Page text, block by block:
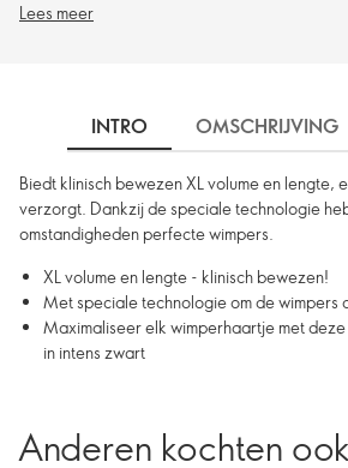
Lees meer
INTRO OMSCHRIJVING
Biedt klinisch bewezen XL volume en lengte,
verzorgt. Dankzij de speciale technologie
omstandigheden perfecte wimpers.
XL volume en lengte - klinisch bewezen!
Met speciale technologie om de wimpers
Maximaliseer elk wimperhaartje met
in intens zwart
Anderen kochten ook